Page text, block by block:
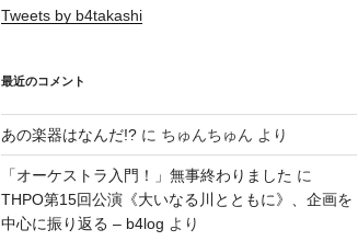
Tweets by b4takashi
最近のコメント
あの楽器はなんだ!?に ちゅんちゅん より
「オーケストラ入門！」無事終わりました に
THPO第15回公演《大いなる川とともに》、企画を
中心に振り返る – b4log より